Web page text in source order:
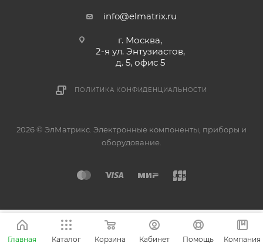
info@elmatrix.ru
г. Москва,
2-я ул. Энтузиастов,
д. 5, офис 5
ПОЛИТИКА КОНФИДЕНЦИАЛЬНОСТИ
2026 © ЭлМатрикс. Электронные компоненты, приборы и
оборудование.
Главная Каталог Корзина Кабинет Помощь Компания